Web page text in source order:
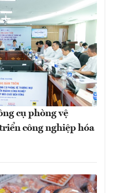
cụ phòng vệ
công nghiệp hóa